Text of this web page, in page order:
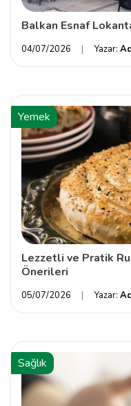
Balkan Esnaf
04/07/2026 Yazar:
Yemek
Lezzetli ve Pratik
Önerileri
05/07/2026 Yazar:
Sağlık